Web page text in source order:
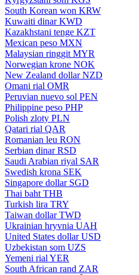
South Korean won KRW
Kuwaiti dinar KWD
Kazakhstani tenge KZT
Mexican peso MXN
Malaysian ringgit MYR
Norwegian krone NOK
New Zealand dollar NZD
Omani rial OMR
Peruvian nuevo sol PEN
Philippine peso PHP
Polish zloty PLN
Qatari rial QAR
Romanian leu RON
Serbian dinar RSD
Saudi Arabian riyal SAR
Swedish krona SEK
Singapore dollar SGD
Thai baht THB
Turkish lira TRY
Taiwan dollar TWD
Ukrainian hryvnia UAH
United States dollar USD
Uzbekistan som UZS
Yemeni rial YER
South African rand ZAR